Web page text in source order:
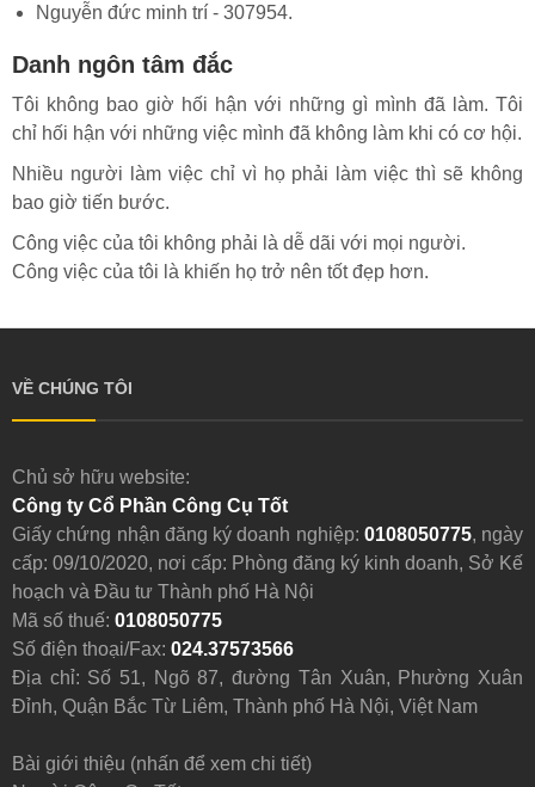
Nguyễn đức minh trí - 307954.
Danh ngôn tâm đắc
Tôi không bao giờ hối hận với những gì mình đã làm. Tôi
chỉ hối hận với những việc mình đã không làm khi có cơ hội.
Nhiều người làm việc chỉ vì họ phải làm việc thì sẽ không
bao giờ tiến bước.
Công việc của tôi không phải là dễ dãi với mọi người.
Công việc của tôi là khiến họ trở nên tốt đẹp hơn.
VỀ CHÚNG TÔI
Chủ sở hữu website:
Công ty Cổ Phần Công Cụ Tốt
Giấy chứng nhận đăng ký doanh nghiệp: 0108050775, ngày
cấp: 09/10/2020, nơi cấp: Phòng đăng ký kinh doanh, Sở Kế
hoạch và Đầu tư Thành phố Hà Nội
Mã số thuế: 0108050775
Số điện thoại/Fax: 024.37573566
Địa chỉ: Số 51, Ngõ 87, đường Tân Xuân, Phường Xuân
Đỉnh, Quận Bắc Từ Liêm, Thành phố Hà Nội, Việt Nam
Bài giới thiệu (nhấn để xem chi tiết)